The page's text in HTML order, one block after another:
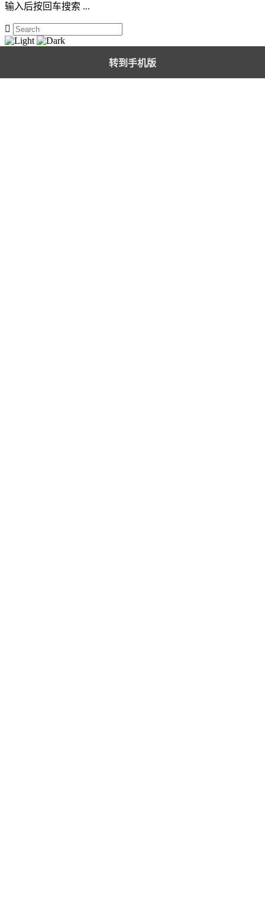
输入后按回车搜索 ...

转到手机版